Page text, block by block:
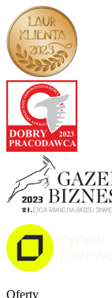
Oferty